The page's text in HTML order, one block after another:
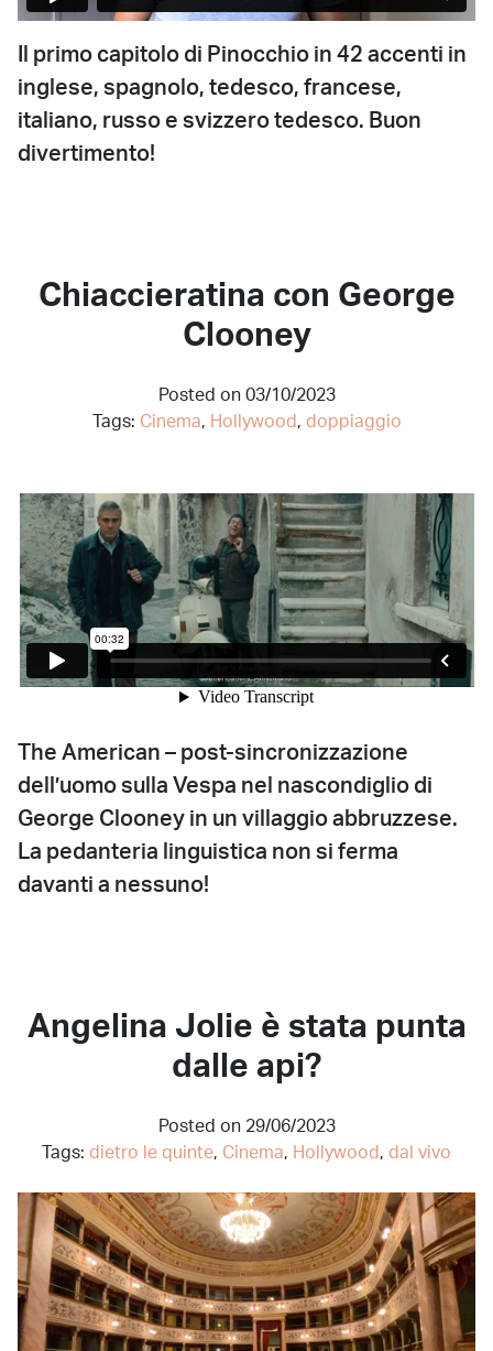
Il primo capitolo di Pinocchio in 42 accenti in
inglese, spagnolo, tedesco, francese,
italiano, russo e svizzero tedesco. Buon
divertimento!
Chiaccieratina con George
Clooney
Posted on 03/10/2023
Tags: Cinema, Hollywood , doppiaggio
The American – post-sincronizzazione
dell’uomo sulla Vespa nel nascondiglio di
George Clooney in un villaggio abbruzzese.
La pedanteria linguistica non si ferma
davanti a nessuno!
Angelina Jolie è stata punta
dalle api?
Posted on 29/06/2023
Tags: dietro le quinte, Cinema, Hollywood , dal vivo